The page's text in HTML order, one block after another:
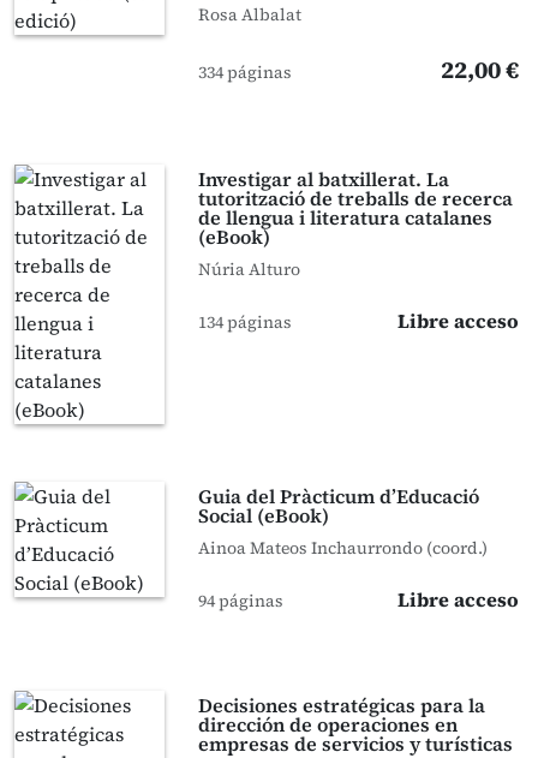
Rosa Albalat
334 páginas 22,00 €
Investigar al batxillerat. La
tutorització de treballs de recerca
de llengua i literatura catalanes
(eBook)
Núria Alturo
134 páginas Libre acceso
Guia del Pràcticum d’Educació
Social (eBook)
Ainoa Mateos Inchaurrondo (coord.)
94 páginas Libre acceso
Decisiones estratégicas para la
dirección de operaciones en
empresas de servicios y turísticas